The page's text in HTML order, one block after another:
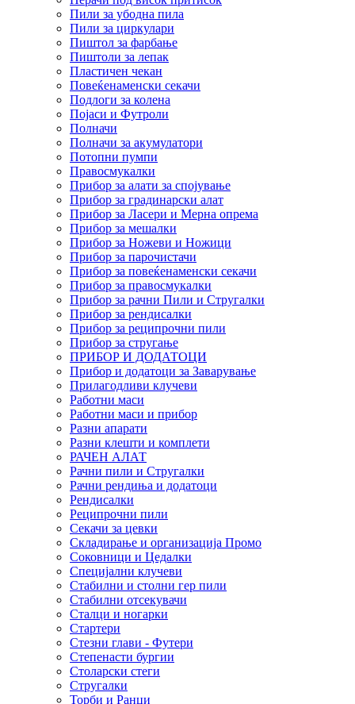
Пили за убодна пила
Пили за циркулари
Пиштол за фарбање
Пиштоли за лепак
Пластичен чекан
Повеќенаменски секачи
Подлоги за колена
Појаси и Футроли
Полначи
Полначи за акумулатори
Потопни пумпи
Правосмукалки
Прибор за алати за спојување
Прибор за градинарски алат
Прибор за Ласери и Мерна опрема
Прибор за мешалки
Прибор за Ножеви и Ножици
Прибор за парочистачи
Прибор за повеќенаменски секачи
Прибор за правосмукалки
Прибор за рачни Пили и Стругалки
Прибор за рендисалки
Прибор за реципрочни пили
Прибор за стругање
ПРИБОР И ДОДАТОЦИ
Прибор и додатоци за Заварување
Прилагодливи клучеви
Работни маси
Работни маси и прибор
Разни апарати
Разни клешти и комплети
РАЧЕН АЛАТ
Рачни пили и Стругалки
Рачни рендиња и додатоци
Рендисалки
Реципрочни пили
Секачи за цевки
Складирање и организација Промо
Соковници и Цедалки
Специјални клучеви
Стабилни и столни гер пили
Стабилни отсекувачи
Сталци и ногарки
Стартери
Стезни глави - Футери
Степенасти бургии
Столарски стеги
Стругалки
Торби и Ранци